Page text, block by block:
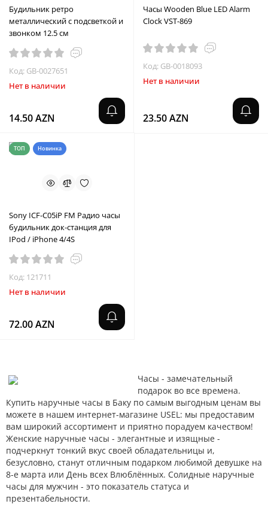
Будильник ретро
металлический с подсветкой и
звонком 12.5 см
Код: GB-0027651
Нет в наличии
14.50 AZN
Часы Wooden Blue LED Alarm
Clock VST-869
Код: GB-0018093
Нет в наличии
23.50 AZN
ТОП Новинка
Sony ICF-C05iP FM Радио часы
будильник док-станция для
IPod / iPhone 4/4S
Код: 121711
Нет в наличии
72.00 AZN
Часы - замечательный
подарок во все времена.
Купить наручные часы в Баку по самым выгодным ценам вы
можете в нашем интернет-магазине USEL: мы предоставим
вам широкий ассортимент и приятно порадуем качеством!
Женские наручные часы - элегантные и изящные -
подчеркнут тонкий вкус своей обладательницы и,
безусловно, станут отличным подарком любимой девушке на
8-е марта или День всех Влюблённых. Солидные наручные
часы для мужчин - это показатель статуса и
презентабельности.